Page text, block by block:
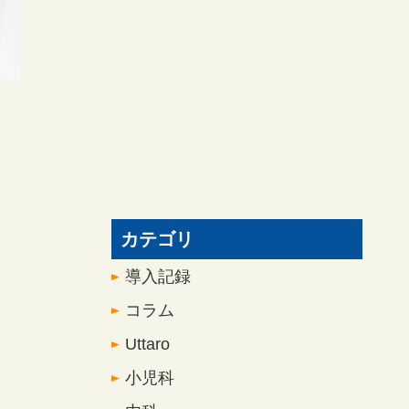
カテゴリ
導入記録
コラム
Uttaro
小児科